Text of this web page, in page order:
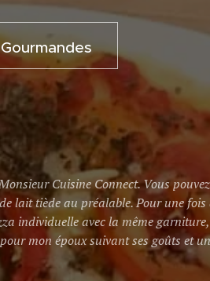
Cuisine Connect. Vous
lait tiède au préalable. Pour une
individuelle avec la même
mon époux suivant ses goûts et